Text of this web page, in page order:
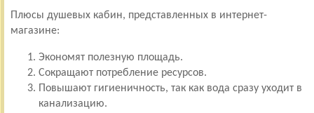
Плюсы душевых кабин, представленных в интернет-
магазине:
Экономят полезную площадь.
Сокращают потребление ресурсов.
Повышают гигиеничность, так как вода сразу уходит в
канализацию.